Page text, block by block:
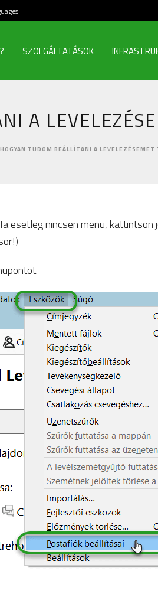
SZOLGÁLTATÁSOK
A
HOGYAN TUDOM BEÁLLÍTANI A LEVELEZÉSEMET
nincsen menü, kattintson